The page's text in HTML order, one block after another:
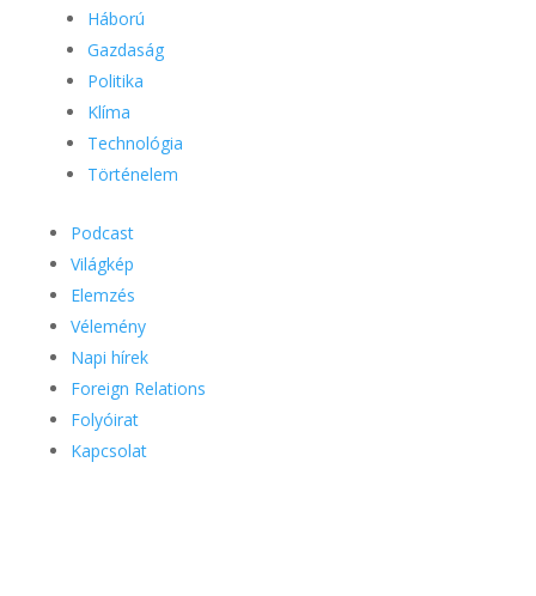
Háború
Gazdaság
Politika
Klíma
Technológia
Történelem
Podcast
Világkép
Elemzés
Vélemény
Napi hírek
Foreign Relations
Folyóirat
Kapcsolat